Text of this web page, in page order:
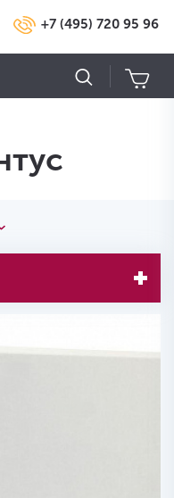
+7 (495) 720 95 96